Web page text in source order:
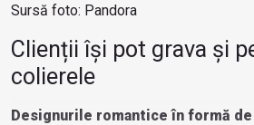
Sursă foto: Pandora
Clienții își pot grava și
colierele
Designurile romantice în formă